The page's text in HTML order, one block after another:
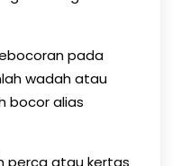
pada
wadah atau
bocor alias
perca atau kertas